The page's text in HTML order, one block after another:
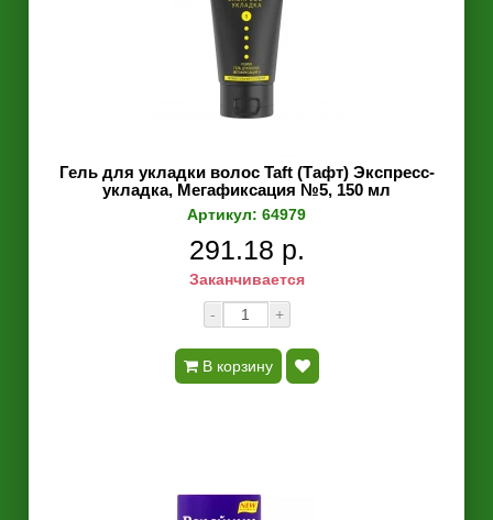
Гель для укладки волос Taft (Тафт) Экспресс-
укладка, Мегафиксация №5, 150 мл
Артикул: 64979
291.18 р.
Заканчивается
-
+
В корзину